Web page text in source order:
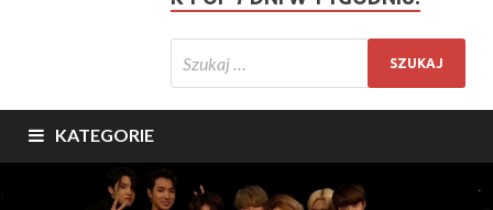
KATEGORIE